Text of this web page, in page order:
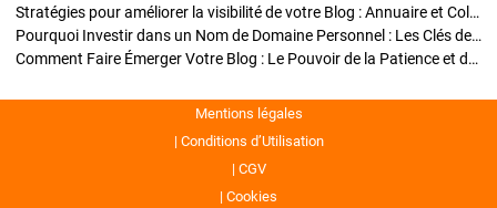
Stratégies pour améliorer la visibilité de votre Blog : Annuaire et Collaborations
Pourquoi Investir dans un Nom de Domaine Personnel : Les Clés de la Réussite de Votre Blog
Comment Faire Émerger Votre Blog : Le Pouvoir de la Patience et de la Persévérance
Mentions légales
Conditions d’Utilisation
CGV
Cookies